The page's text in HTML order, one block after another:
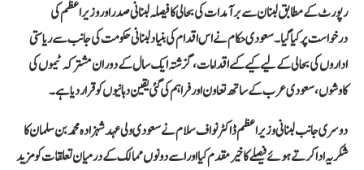
رپورٹ کے مطابق لبنان سے برآمدات کی بحالی کا فیصلہ لبنانی صدر اور وزیر اعظم کی
درخواست پر کیا گیا۔ سعودی حکام نے اس اقدام کی بنیاد لبنانی حکومت کی جانب سے ریاستی
اداروں کی بحالی کے لیے کیے گئے اقدامات، گزشتہ ایک سال کے دوران مشترکہ ٹیموں کی
کاوشوں، سعودی عرب کے ساتھ تعاون اور فراہم کی گئی یقین دہانیوں کو قرار دیا ہے۔
دوسری جانب لبنانی وزیر اعظم ڈاکٹر نواف سلام نے سعودی ولی عہد شہزادہ محمد بن سلمان کا
شکریہ ادا کرتے ہوئے فیصلے کا خیرمقدم کیا اور اسے دونوں ممالک کے درمیان تعلقات کو مزید